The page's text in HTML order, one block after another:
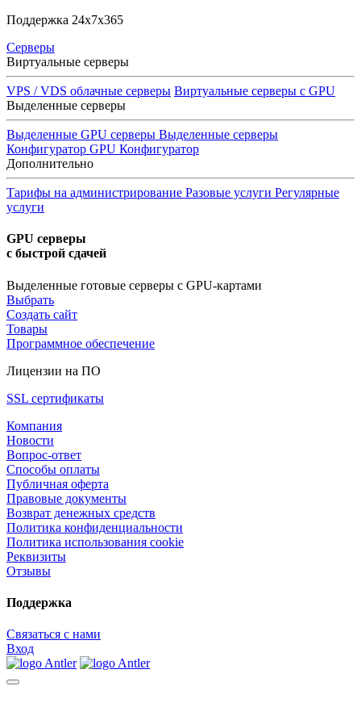
Поддержка 24x7x365
Серверы
Виртуальные серверы
VPS / VDS облачные серверы Виртуальные серверы с GPU
Выделенные серверы
Выделенные GPU серверы Выделенные серверы
Конфигуратор GPU Конфигуратор
Дополнительно
Тарифы на администрирование Разовые услуги Регулярные
услуги
GPU серверы
с быстрой сдачей
Выделенные готовые серверы с GPU-картами
Выбрать
Создать сайт
Товары
Программное обеспечение
Лицензии на ПО
SSL сертификаты
Компания
Новости
Вопрос-ответ
Способы оплаты
Публичная оферта
Правовые документы
Возврат денежных средств
Политика конфиденциальности
Политика использования cookie
Реквизиты
Отзывы
Поддержка
Связаться с нами
Вход